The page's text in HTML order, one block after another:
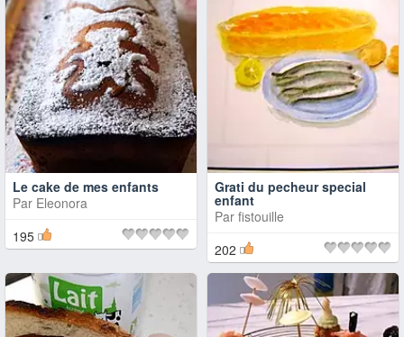
Le cake de mes enfants
Par Eleonora
195
Grati du pecheur special
enfant
Par fistouille
202